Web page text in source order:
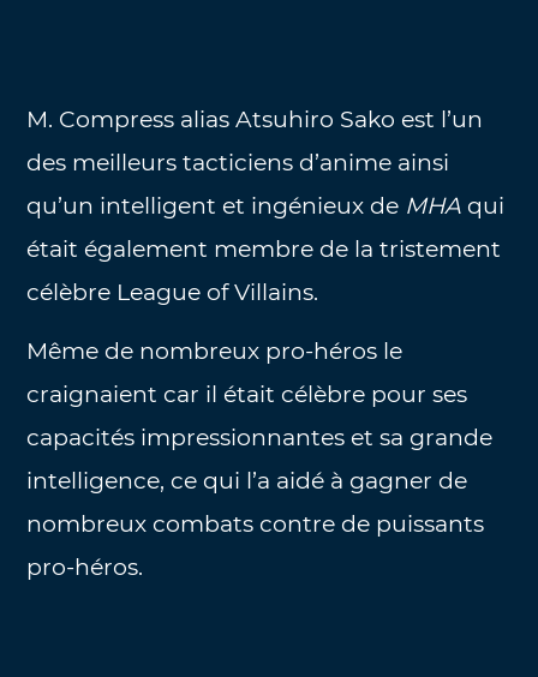
M. Compress alias Atsuhiro Sako est l’un
des meilleurs tacticiens d’anime ainsi
qu’un intelligent et ingénieux de MHA qui
était également membre de la tristement
célèbre League of Villains.
Même de nombreux pro-héros le
craignaient car il était célèbre pour ses
capacités impressionnantes et sa grande
intelligence, ce qui l’a aidé à gagner de
nombreux combats contre de puissants
pro-héros.